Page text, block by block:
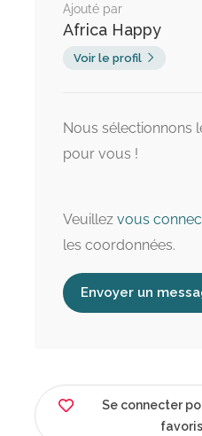
Ajouté par
Africa Happy
Voir le profil
Nous sélectionnons
pour vous !
Veuillez vous
les coordonnées.
Envoyer un
Se connecter
favoris